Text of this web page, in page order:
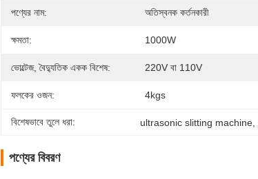
পণ্যের নাম: অতিস্বনক কর্তনকারী
ক্ষমতা: 1000W
ভোল্টেজ, বৈদ্যুতিক একক বিশেষ: 220V বা 110V
ফলকের ওজন: 4kgs
বিশেষভাবে তুলে ধরা: ultrasonic slitting machine
পণ্যের বিবরণ